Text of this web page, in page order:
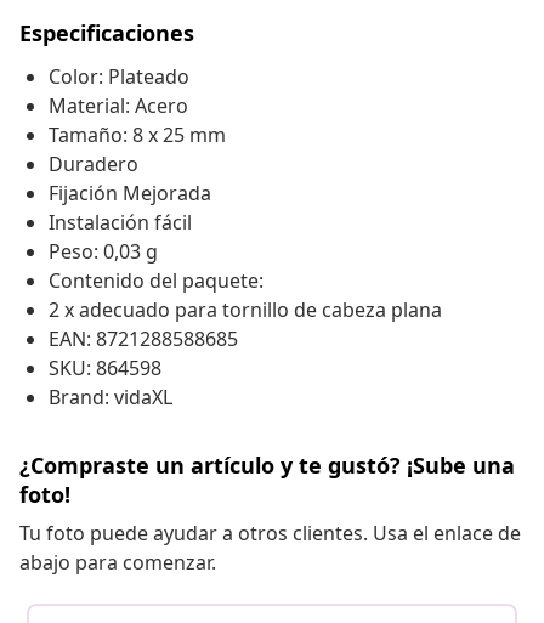
Especificaciones
Color: Plateado
Material: Acero
Tamaño: 8 x 25 mm
Duradero
Fijación Mejorada
Instalación fácil
Peso: 0,03 g
Contenido del paquete:
2 x adecuado para tornillo de cabeza plana
EAN: 8721288588685
SKU: 864598
Brand: vidaXL
¿Compraste un artículo y te gustó? ¡Sube una
foto!
Tu foto puede ayudar a otros clientes. Usa el enlace de
abajo para comenzar.